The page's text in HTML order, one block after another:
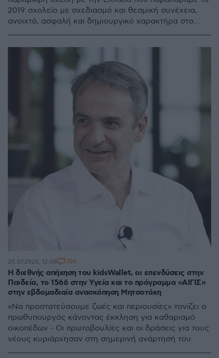
2019: σχολείο με σχεδιασμό και θεσμική συνέχεια,
ανοιχτό, ασφαλή και δημιουργικό χαρακτήρα στο
Η διεθνής απήχηση του kidsWallet, οι επενδύσεις στην
Παιδεία, το 1566 στην Υγεία και το πρόγραμμα «ΑΙΓΙΣ»
στην εβδομαδιαία ανασκόπηση Μητσοτάκη
«Να προστατεύσουμε ζωές και περιουσίες» τονίζει ο
πρωθυπουργός κάνοντας έκκληση για καθαρισμό
οικοπέδων - Οι πρωτοβουλίες και οι δράσεις για τους
νέους κυριάρχησαν στη σημερινή ανάρτησή του
20.07.2025, 12:08 156